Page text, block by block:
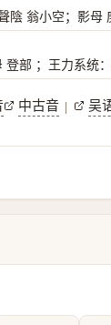
陰 翁小空；影母
部 ；王力系统：
中古音 | 吴